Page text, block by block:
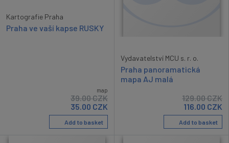
Kartografie Praha
Praha ve vaší kapse RUSKY
map
39.00CZK
35.00 CZK
Add to basket
Vydavatelství MCU s. r. o.
Praha panoramatická
mapa AJ malá
129.00CZK
116.00 CZK
Add to basket